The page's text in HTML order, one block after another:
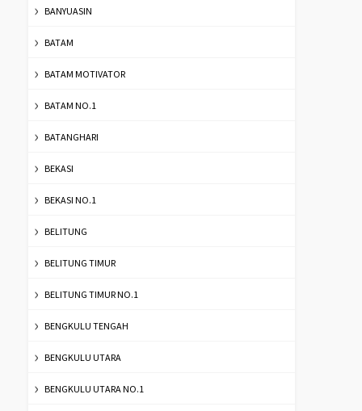
BANYUASIN
BATAM
BATAM MOTIVATOR
BATAM NO.1
BATANGHARI
BEKASI
BEKASI NO.1
BELITUNG
BELITUNG TIMUR
BELITUNG TIMUR NO.1
BENGKULU TENGAH
BENGKULU UTARA
BENGKULU UTARA NO.1